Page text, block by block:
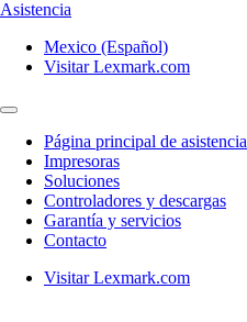
Asistencia
Mexico (Español)
Visitar Lexmark.com
Página principal de asistencia
Impresoras
Soluciones
Controladores y descargas
Garantía y servicios
Contacto
Visitar Lexmark.com